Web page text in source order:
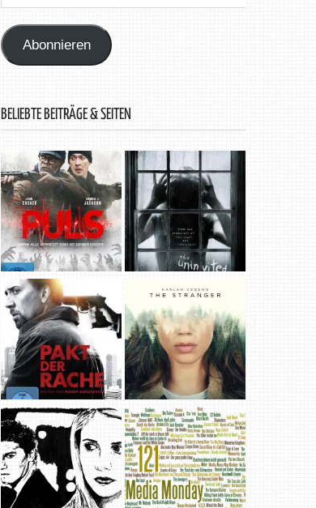
Abonnieren
BELIEBTE BEITRÄGE & SEITEN